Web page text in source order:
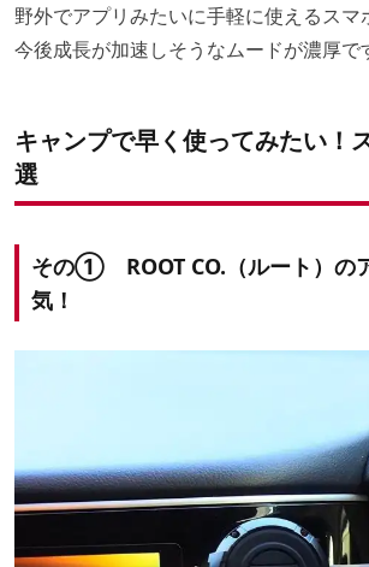
野外でアプリみたいに手軽に使えるスマ
今後成長が加速しそうなムードが濃厚で
キャンプで早く使ってみたい！
選
その① ROOT CO.（ルート）の
気！